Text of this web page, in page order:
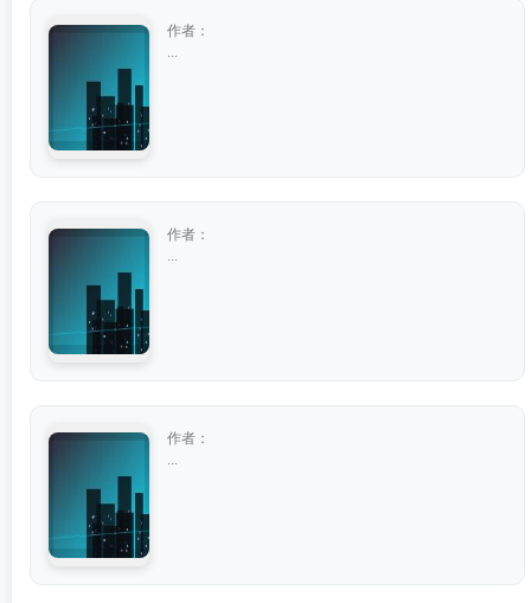
作者：
作者：
作者：